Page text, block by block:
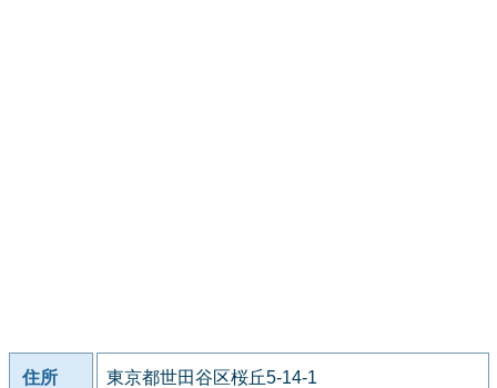
住所
東京都世田谷区桜丘5-14-1